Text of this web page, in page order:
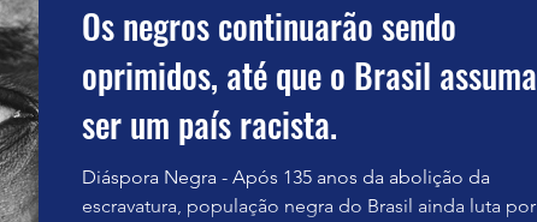
Os negros continuarão sendo
oprimidos, até que o Brasil assuma
ser um país racista.
Diáspora Negra - Após 135 anos da abolição da
escravatura, população negra do Brasil ainda luta por